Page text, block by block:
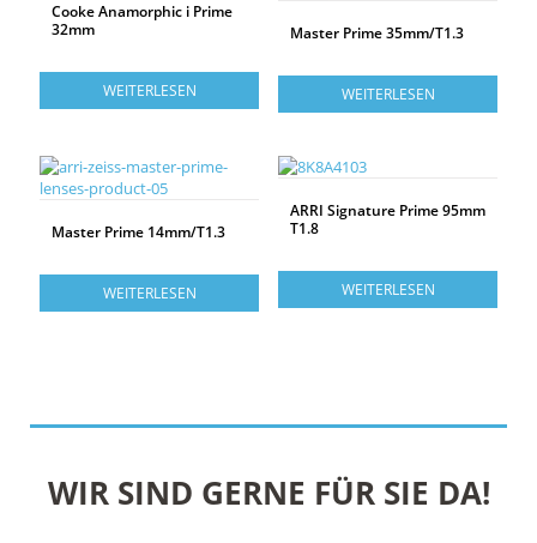
Cooke Anamorphic i Prime
32mm
WEITERLESEN
Master Prime 35mm/T1.3
WEITERLESEN
Master Prime 14mm/T1.3
WEITERLESEN
ARRI Signature Prime 95mm
T1.8
WEITERLESEN
WIR SIND GERNE FÜR SIE DA!